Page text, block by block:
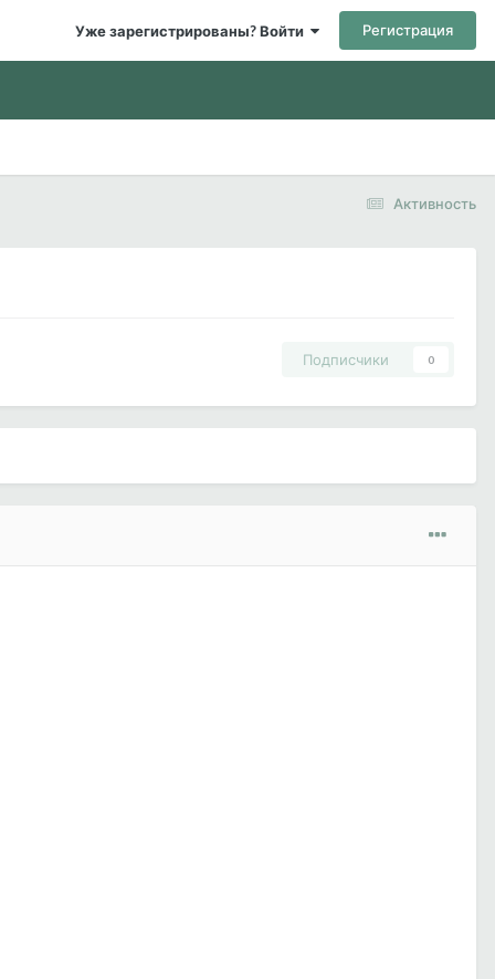
Уже зарегистрированы? Войти Регистрация
Активность
Подписчики 0